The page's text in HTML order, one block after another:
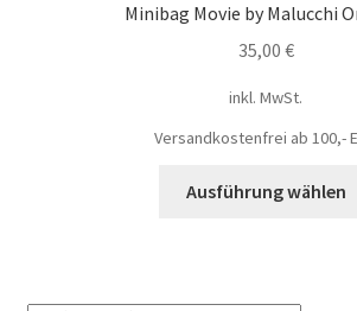
Minibag Movie by Malucchi
35,00 €
inkl. MwSt.
Versandkostenfrei ab 100,-
Ausführung wählen